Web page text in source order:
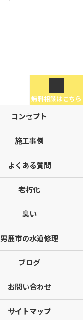
無料相談はこちら
コンセプト
施工事例
よくある質問
老朽化
臭い
男鹿市の水道修理
ブログ
お問い合わせ
サイトマップ